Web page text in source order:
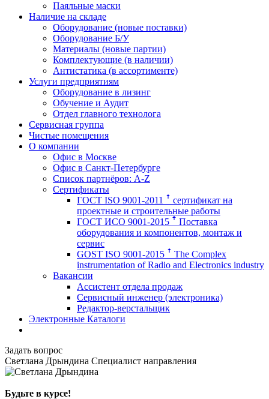
Паяльные маски
Наличие на складе
Оборудование (новые поставки)
Оборудование Б/У
Материалы (новые партии)
Комплектующие (в наличии)
Антистатика (в ассортименте)
Услуги предприятиям
Оборудование в лизинг
Обучение и Аудит
Отдел главного технолога
Сервисная группа
Чистые помещения
О компании
Офис в Москве
Офис в Санкт-Петербурге
Список партнёров: A-Z
Сертификаты
ГОСТ ISO 9001-2011 ꜛ сертификат на
проектные и строительные работы
ГОСТ ИСО 9001-2015 ꜛ Поставка
оборудования и компонентов, монтаж и
сервис
GOST ISO 9001-2015 ꜛ The Complex
instrumentation of Radio and Electronics industry
Вакансии
Ассистент отдела продаж
Сервисный инженер (электроника)
Редактор-верстальщик
Электронные Каталоги
Задать вопрос
Светлана Дрындина Специалист направления
Будьте в курсе!